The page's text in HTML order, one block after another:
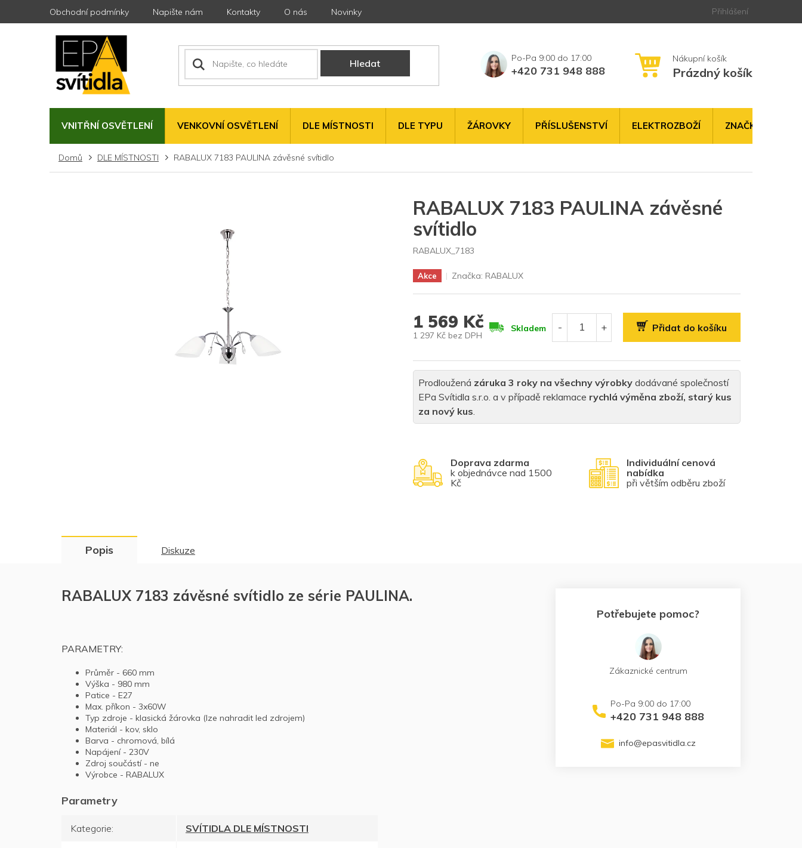
Obchodní podmínky Napište nám Kontakty O nás Novinky Přihlášení
Hledat
+420 731 948 888
NÁKUPNÍPrázdný košík
VNITŘNÍ OSVĚTLENÍ VENKOVNÍ OSVĚTLENÍ DLE MÍSTNOSTI DLE TYPU ŽÁROVKY PŘÍSLUŠENSTVÍ ELEKTROZBOŽÍ ZNAČKY
Domů DLE MÍSTNOSTI RABALUX 7183 PAULINA závěsné svítidlo
Doprava zdarma
k objednávce nad 1500
Kč
Individuální cenová
nabídka
při větším odběru zboží
Prodloužená záruka 3 roky na všechny výrobky dodávané společností
EPa Svítidla s.r.o. a v případě reklamace rychlá výměna zboží, starý kus
za nový kus.
1 569 Kč
1 297 Kč bez DPH
Skladem Přidat do košíku
RABALUX 7183 PAULINA závěsné
svítidlo
RABALUX_7183
Akce Značka: RABALUX
Popis Diskuze
RABALUX 7183 závěsné svítidlo ze série PAULINA.
PARAMETRY:
Průměr - 660 mm
Výška - 980 mm
Patice - E27
Max. příkon - 3x60W
Typ zdroje - klasická žárovka (lze nahradit led zdrojem)
Materiál - kov, sklo
Barva - chromová, bílá
Napájení - 230V
Zdroj součástí - ne
Výrobce - RABALUX
Kategorie: SVÍTIDLA DLE MÍSTNOSTI
Potřebujete pomoc?
Zákaznické centrum
+420 731 948 888
info@epasvitidla.cz